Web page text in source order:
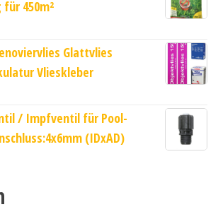
450m²
Glattvlies
Vlieskleber
/ Impfventil für Pool-
(IDxAD)